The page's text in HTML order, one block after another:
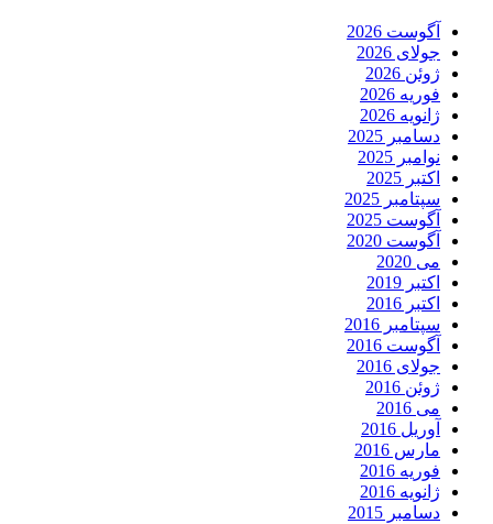
آگوست 2026
جولای 2026
ژوئن 2026
فوریه 2026
ژانویه 2026
دسامبر 2025
نوامبر 2025
اکتبر 2025
سپتامبر 2025
آگوست 2025
آگوست 2020
می 2020
اکتبر 2019
اکتبر 2016
سپتامبر 2016
آگوست 2016
جولای 2016
ژوئن 2016
می 2016
آوریل 2016
مارس 2016
فوریه 2016
ژانویه 2016
دسامبر 2015